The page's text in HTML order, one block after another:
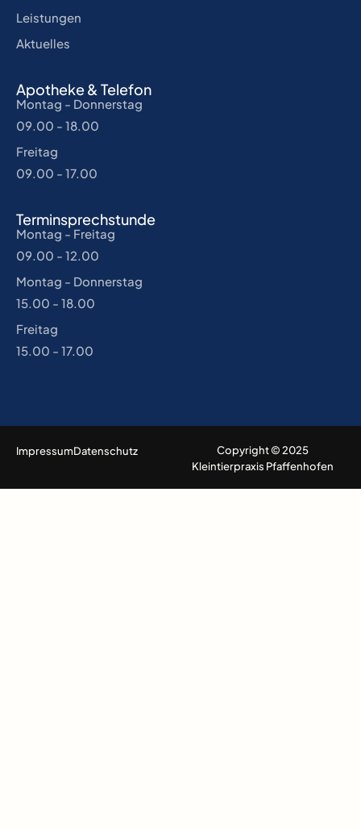
Leistungen
Aktuelles
Apotheke & Telefon
Montag - Donnerstag
09.00 - 18.00
Freitag
09.00 - 17.00
Terminsprechstunde
Montag - Freitag
09.00 - 12.00
Montag - Donnerstag
15.00 - 18.00
Freitag
15.00 - 17.00
Copyright © 2025
Kleintierpraxis Pfaffenhofen
ImpressumDatenschutz